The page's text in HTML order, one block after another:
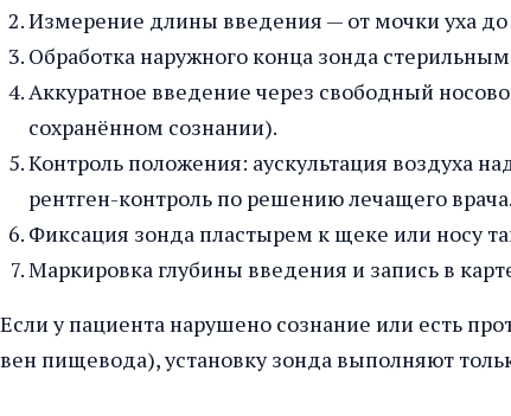
Измерение длины введения — от мочки уха до
Обработка наружного конца зонда
Аккуратное введение через свободный
сохранённом сознании).
Контроль положения: аускультация воздуха
рентген-контроль по решению лечащего врача.
Фиксация зонда пластырем к щеке или носу
Маркировка глубины введения и запись в
Если у пациента нарушено сознание или есть
вен пищевода), установку зонда выполняют